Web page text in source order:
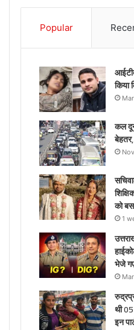
माह
Popular
कल
को
1
भेजे
थी
इन